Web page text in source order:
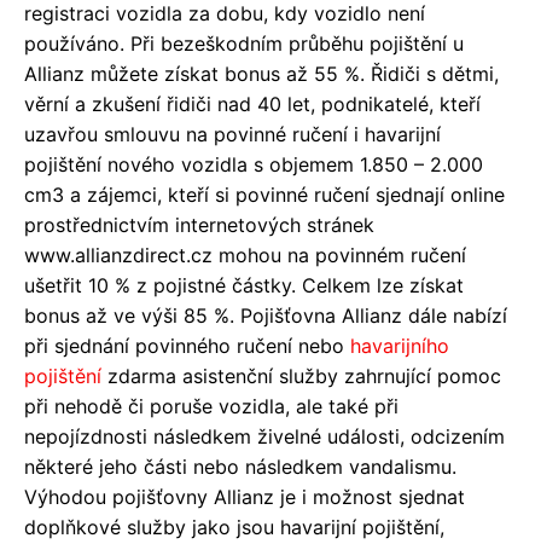
registraci vozidla za dobu, kdy vozidlo není
používáno. Při bezeškodním průběhu pojištění u
Allianz můžete získat bonus až 55 %. Řidiči s dětmi,
věrní a zkušení řidiči nad 40 let, podnikatelé, kteří
uzavřou smlouvu na povinné ručení i havarijní
pojištění nového vozidla s objemem 1.850 – 2.000
cm3 a zájemci, kteří si povinné ručení sjednají online
prostřednictvím internetových stránek
www.allianzdirect.cz mohou na povinném ručení
ušetřit 10 % z pojistné částky. Celkem lze získat
bonus až ve výši 85 %. Pojišťovna Allianz dále nabízí
při sjednání povinného ručení nebo havarijního
pojištění zdarma asistenční služby zahrnující pomoc
při nehodě či poruše vozidla, ale také při
nepojízdnosti následkem živelné události, odcizením
některé jeho části nebo následkem vandalismu.
Výhodou pojišťovny Allianz je i možnost sjednat
doplňkové služby jako jsou havarijní pojištění,